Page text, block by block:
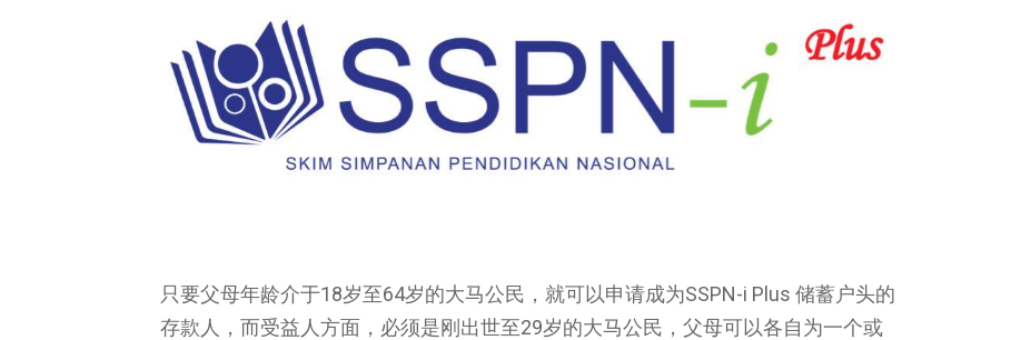
只要父母年龄介于18岁至64岁的大马公民，就可以申请成为SSPN-i Plus 储蓄户头的
存款人，而受益人方面，必须是刚出世至29岁的大马公民，父母可以各自为一个或